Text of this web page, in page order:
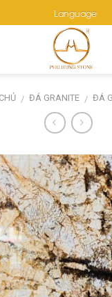
/ ĐÁ GRANITE / ĐÁ
Language